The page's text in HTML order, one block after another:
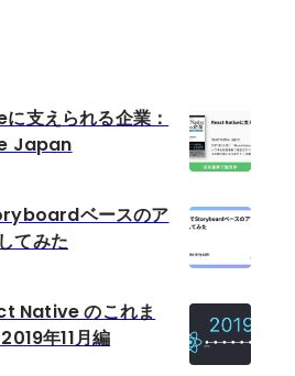
支えられる企業：
Japan
ベースのア
てみた
Native のこれま
年11月編